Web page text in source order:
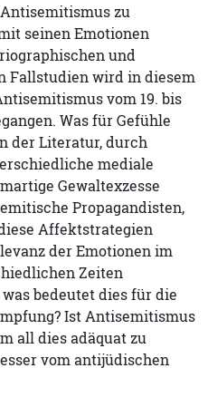
zu
seinen Emotionen
und
Fallstudien wird in diesem
vom 19. bis
Was für Gefühle
der Literatur, durch
mediale
Gewaltexzesse
Propagandisten,
Affektstrategien
der Emotionen im
Zeiten
bedeutet dies für die
Ist Antisemitismus
all dies adäquat zu
vom antijüdischen